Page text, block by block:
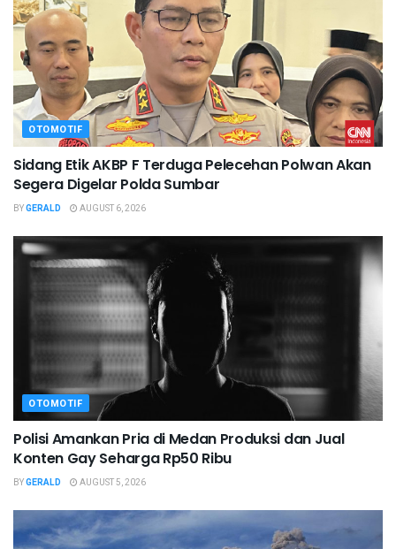
OTOMOTIF
Sidang Etik AKBP F Terduga Pelecehan Polwan Akan
Segera Digelar Polda Sumbar
BYGERALD AUGUST 6, 2026
OTOMOTIF
Polisi Amankan Pria di Medan Produksi dan Jual
Konten Gay Seharga Rp50 Ribu
BYGERALD AUGUST 5, 2026